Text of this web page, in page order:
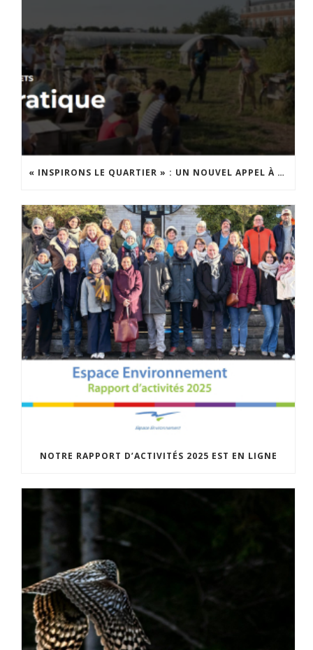
« INSPIRONS LE QUARTIER » : UN NOUVEL APPEL À PROJETS EST LANCÉ !
NOTRE RAPPORT D’ACTIVITÉS 2025 EST EN LIGNE